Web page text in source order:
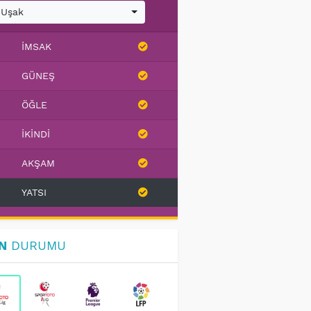
Uşak
İMSAK
GÜNEŞ
ÖĞLE
İKINDI
AKŞAM
YATSI
DURUMU